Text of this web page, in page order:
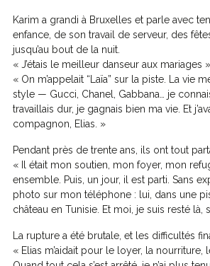
Karim a grandi à Bruxelles et parle avec
enfance, de son travail de serveur, des
jusqu’au bout de la nuit.
« J’étais le meilleur danseur aux mariages
« On m’appelait “Laïa” sur la piste. La vie
style — Gucci, Chanel, Gabbana… je
travaillais dur, je gagnais bien ma vie. Et
compagnon, Elias. »
Pendant près de trente ans, ils ont tout
« Il était mon soutien, mon foyer, mon
ensemble. Puis, un jour, il est parti. Sans
photo sur mon téléphone : lui, dans une
château en Tunisie. Et moi, je suis resté là,
La rupture a été brutale, et les difficultés
« Elias m’aidait pour le loyer, la nourriture,